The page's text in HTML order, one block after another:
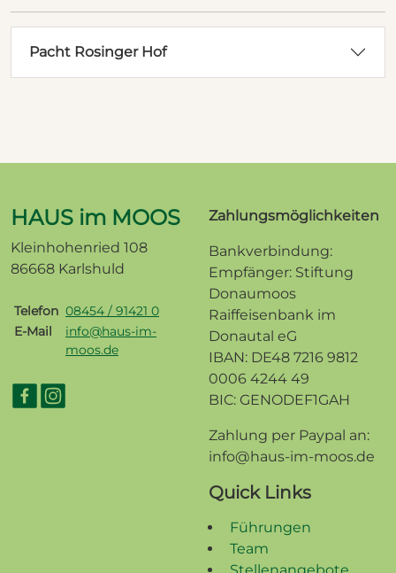
Pacht Rosinger Hof
HAUS im MOOS
Kleinhohenried 108
86668 Karlshuld
Telefon 08454 / 91421 0
E-Mail
info@haus-im-
moos.de
Zahlungsmöglichkeiten
Bankverbindung:
Empfänger: Stiftung
Donaumoos
Raiffeisenbank im
Donautal eG
IBAN: DE48 7216 9812
0006 4244 49
BIC: GENODEF1GAH
Zahlung per Paypal an:
info@haus-im-moos.de
Quick Links
Führungen
Team